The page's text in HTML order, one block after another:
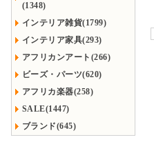
(1348)
インテリア雑貨(1799)
インテリア家具(293)
アフリカンアート(266)
ビーズ・パーツ(620)
アフリカ楽器(258)
SALE(1447)
ブランド(645)